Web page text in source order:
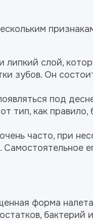
слой,
зубов. Он
под
тип, как
часто, при
форма
бактерий и